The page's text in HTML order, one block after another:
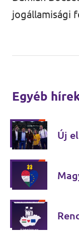
jogállamisági
Egyéb
Új